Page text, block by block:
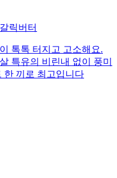
릭버터
톡톡 터지고 고소해요.
특유의 비린내 없이 풍미
한 끼로 최고입니다